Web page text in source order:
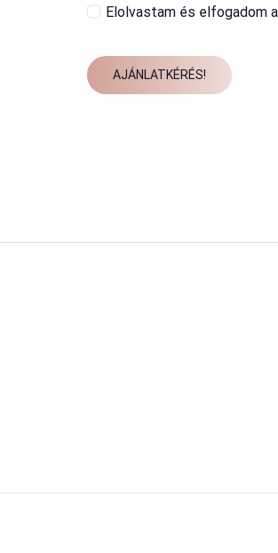
Elolvastam és elfogadom
AJÁNLATKÉRÉS!